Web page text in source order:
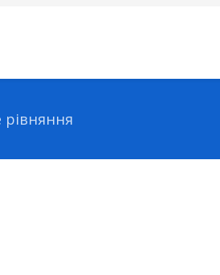
рівняння